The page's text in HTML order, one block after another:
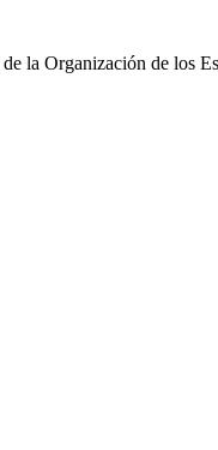
la Organización de los